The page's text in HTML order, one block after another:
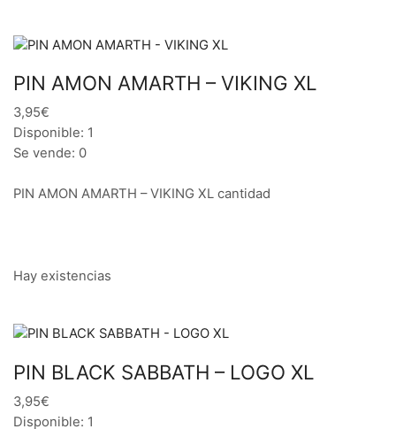
PIN AMON AMARTH – VIKING XL
3,95€
Disponible: 1
Se vende: 0
PIN AMON AMARTH – VIKING XL cantidad
Hay existencias
PIN BLACK SABBATH – LOGO XL
3,95€
Disponible: 1